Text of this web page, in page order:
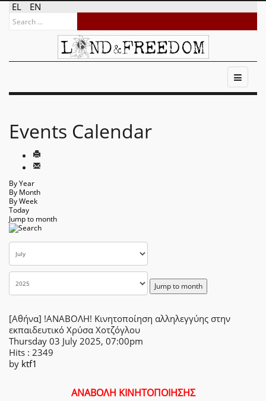
EL EN
Events Calendar
By Year
By Month
By Week
Today
Jump to month
Jump to month
[Αθήνα] !ΑΝΑΒΟΛΗ! Κινητοποίηση αλληλεγγύης στην
εκπαιδευτικό Χρύσα Χοτζόγλου
Thursday 03 July 2025, 07:00pm
Hits : 2349
by ktf1
ΑΝΑΒΟΛΗ ΚΙΝΗΤΟΠΟΙΗΣΗΣ